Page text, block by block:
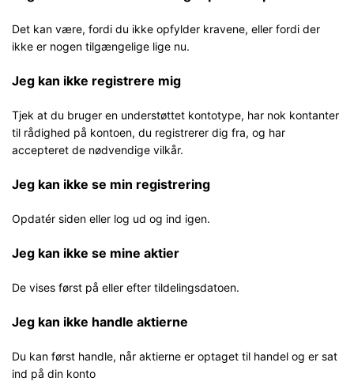
Det kan være, fordi du ikke opfylder kravene, eller fordi der
ikke er nogen tilgængelige lige nu.
Jeg kan ikke registrere mig
Tjek at du bruger en understøttet kontotype, har nok kontanter
til rådighed på kontoen, du registrerer dig fra, og har
accepteret de nødvendige vilkår.
Jeg kan ikke se min registrering
Opdatér siden eller log ud og ind igen.
Jeg kan ikke se mine aktier
De vises først på eller efter tildelingsdatoen.
Jeg kan ikke handle aktierne
Du kan først handle, når aktierne er optaget til handel og er sat
ind på din konto